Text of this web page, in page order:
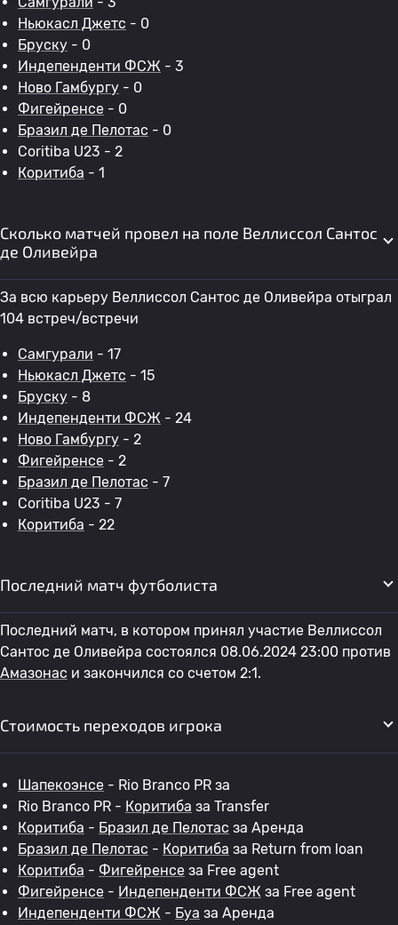
Ньюкасл Джетс - 0
Бруску - 0
Индепенденти ФСЖ - 3
Ново Гамбургу - 0
Фигейренсе - 0
Бразил де Пелотас - 0
Coritiba U23 - 2
Коритиба - 1
Сколько матчей провел на поле Веллиссол Сантос
де Оливейра
За всю карьеру Веллиссол Сантос де Оливейра отыграл
104 встреч/встречи
Самгурали - 17
Ньюкасл Джетс - 15
Бруску - 8
Индепенденти ФСЖ - 24
Ново Гамбургу - 2
Фигейренсе - 2
Бразил де Пелотас - 7
Coritiba U23 - 7
Коритиба - 22
Последний матч футболиста
Последний матч, в котором принял участие Веллиссол
Сантос де Оливейра состоялся 08.06.2024 23:00 против
Амазонас и закончился со счетом 2:1.
Стоимость переходов игрока
Шапекоэнсе - Rio Branco PR за
Rio Branco PR - Коритиба за Transfer
Коритиба - Бразил де Пелотас за Аренда
Бразил де Пелотас - Коритиба за Return from loan
Коритиба - Фигейренсе за Free agent
Фигейренсе - Индепенденти ФСЖ за Free agent
Индепенденти ФСЖ - Буа за Аренда